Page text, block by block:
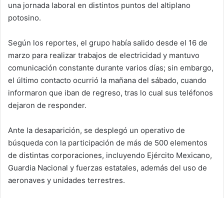
una jornada laboral en distintos puntos del altiplano
potosino.
Según los reportes, el grupo había salido desde el 16 de
marzo para realizar trabajos de electricidad y mantuvo
comunicación constante durante varios días; sin embargo,
el último contacto ocurrió la mañana del sábado, cuando
informaron que iban de regreso, tras lo cual sus teléfonos
dejaron de responder.
Ante la desaparición, se desplegó un operativo de
búsqueda con la participación de más de 500 elementos
de distintas corporaciones, incluyendo Ejército Mexicano,
Guardia Nacional y fuerzas estatales, además del uso de
aeronaves y unidades terrestres.